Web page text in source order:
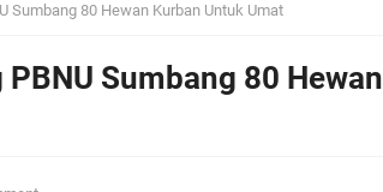
Sumbang 80 Hewan Kurban Untuk Umat
Sumbang 80 Hewan